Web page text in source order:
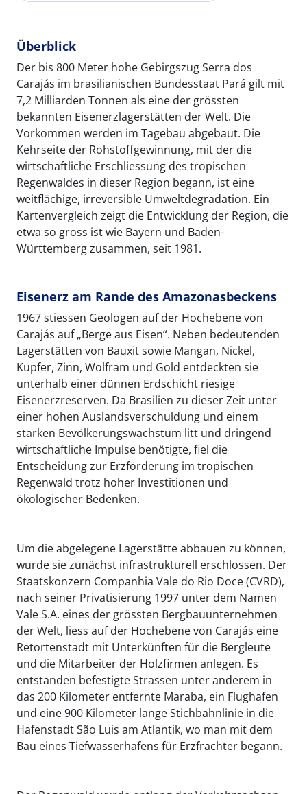
Überblick
Der bis 800 Meter hohe Gebirgszug Serra dos
Carajás im brasilianischen Bundesstaat Pará gilt mit
7,2 Milliarden Tonnen als eine der grössten
bekannten Eisenerzlagerstätten der Welt. Die
Vorkommen werden im Tagebau abgebaut. Die
Kehrseite der Rohstoffgewinnung, mit der die
wirtschaftliche Erschliessung des tropischen
Regenwaldes in dieser Region begann, ist eine
weitflächige, irreversible Umweltdegradation. Ein
Kartenvergleich zeigt die Entwicklung der Region, die
etwa so gross ist wie Bayern und Baden-
Württemberg zusammen, seit 1981.
Eisenerz am Rande des Amazonasbeckens
1967 stiessen Geologen auf der Hochebene von
Carajás auf „Berge aus Eisen“. Neben bedeutenden
Lagerstätten von Bauxit sowie Mangan, Nickel,
Kupfer, Zinn, Wolfram und Gold entdeckten sie
unterhalb einer dünnen Erdschicht riesige
Eisenerzreserven. Da Brasilien zu dieser Zeit unter
einer hohen Auslandsverschuldung und einem
starken Bevölkerungswachstum litt und dringend
wirtschaftliche Impulse benötigte, fiel die
Entscheidung zur Erzförderung im tropischen
Regenwald trotz hoher Investitionen und
ökologischer Bedenken.
Um die abgelegene Lagerstätte abbauen zu können,
wurde sie zunächst infrastrukturell erschlossen. Der
Staatskonzern Companhia Vale do Rio Doce (CVRD),
nach seiner Privatisierung 1997 unter dem Namen
Vale S.A. eines der grössten Bergbauunternehmen
der Welt, liess auf der Hochebene von Carajás eine
Retortenstadt mit Unterkünften für die Bergleute
und die Mitarbeiter der Holzfirmen anlegen. Es
entstanden befestigte Strassen unter anderem in
das 200 Kilometer entfernte Maraba, ein Flughafen
und eine 900 Kilometer lange Stichbahnlinie in die
Hafenstadt São Luis am Atlantik, wo man mit dem
Bau eines Tiefwasserhafens für Erzfrachter begann.